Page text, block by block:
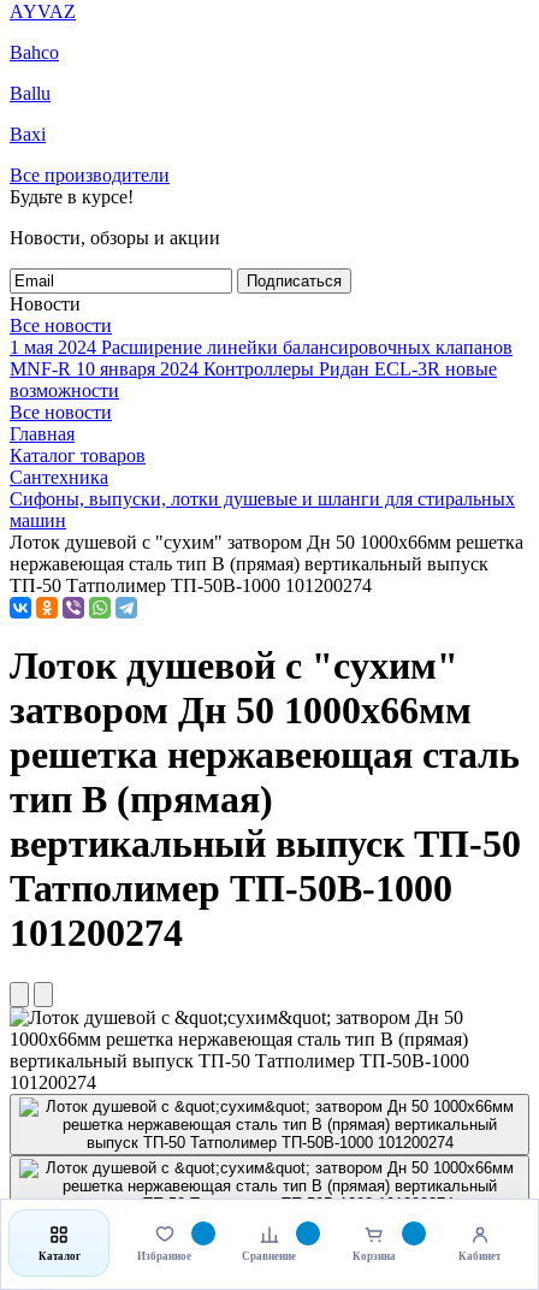
AYVAZ
Bahco
Ballu
Baxi
Все производители
Будьте в курсе!
Новости, обзоры и акции
Подписаться
Новости
Все новости
1 мая 2024 Расширение линейки балансировочных клапанов
MNF-R 10 января 2024 Контроллеры Ридан ECL-3R новые
возможности
Все новости
Главная
Каталог товаров
Сантехника
Сифоны, выпуски, лотки душевые и шланги для стиральных
машин
Лоток душевой с "сухим" затвором Дн 50 1000х66мм решетка
нержавеющая сталь тип B (прямая) вертикальный выпуск
ТП-50 Татполимер ТП-50B-1000 101200274
Лоток душевой с "сухим"
затвором Дн 50 1000х66мм
решетка нержавеющая сталь
тип B (прямая)
вертикальный выпуск ТП-50
Татполимер ТП-50B-1000
101200274
★★★★★
0 отзывов
5 029.90 руб
Под заказ
Каталог Избранное Сравнение Корзина Кабинет